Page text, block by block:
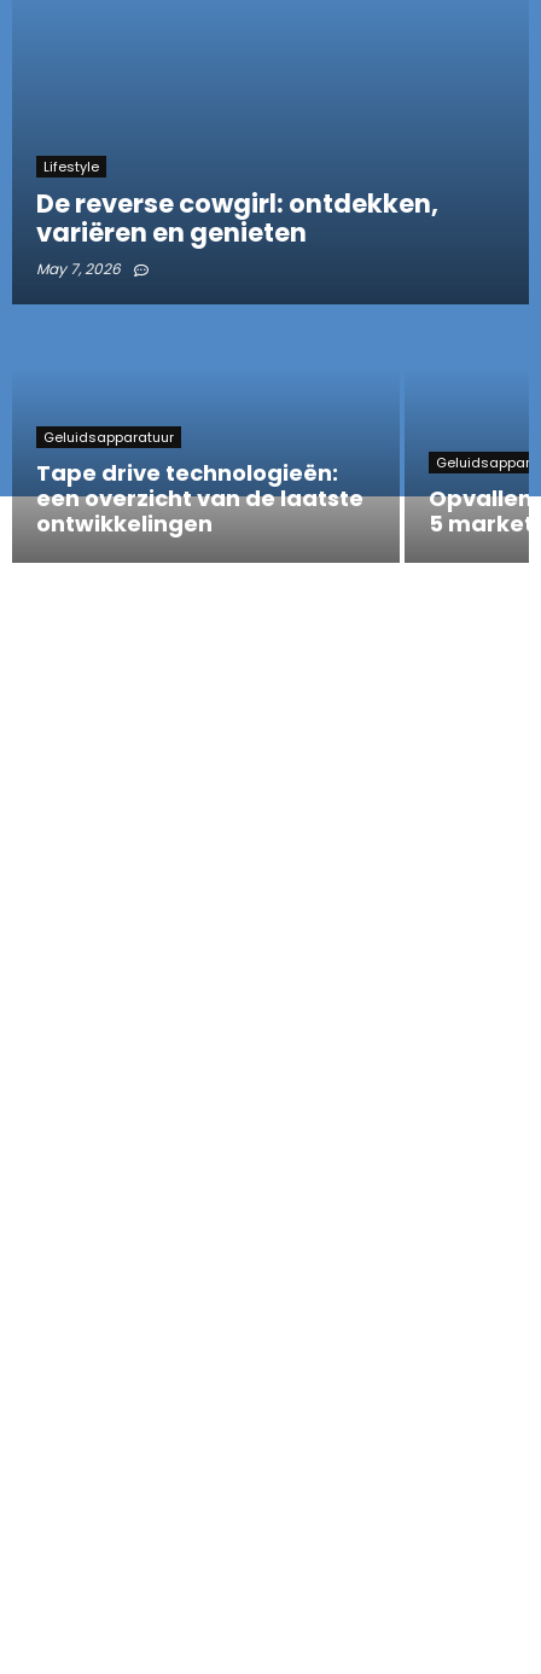
Lifestyle
De reverse cowgirl: ontdekken,
variëren en genieten
May 7, 2026
Geluidsapparatuur
Tape drive technologieën:
een overzicht van de laatste
ontwikkelingen
Opvallen
5